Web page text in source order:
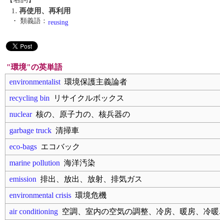
1. 再使用、再利用
・ 類義語： reusing
"環境"の英単語
environmentalist 環境保護主義論者
recycling bin リサイクルボックス
nuclear核の、原子力の、核兵器の
garbage truck 清掃車
eco-bags エコバック
marine pollution 海洋汚染
emission 排出、放出、放射、排気ガス
environmental crisis 環境危機
air conditioning 空調、室内の空気の調整、冷房、暖房、冷暖